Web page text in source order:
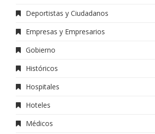
Deportistas y Ciudadanos
Empresas y Empresarios
Gobierno
Históricos
Hospitales
Hoteles
Médicos